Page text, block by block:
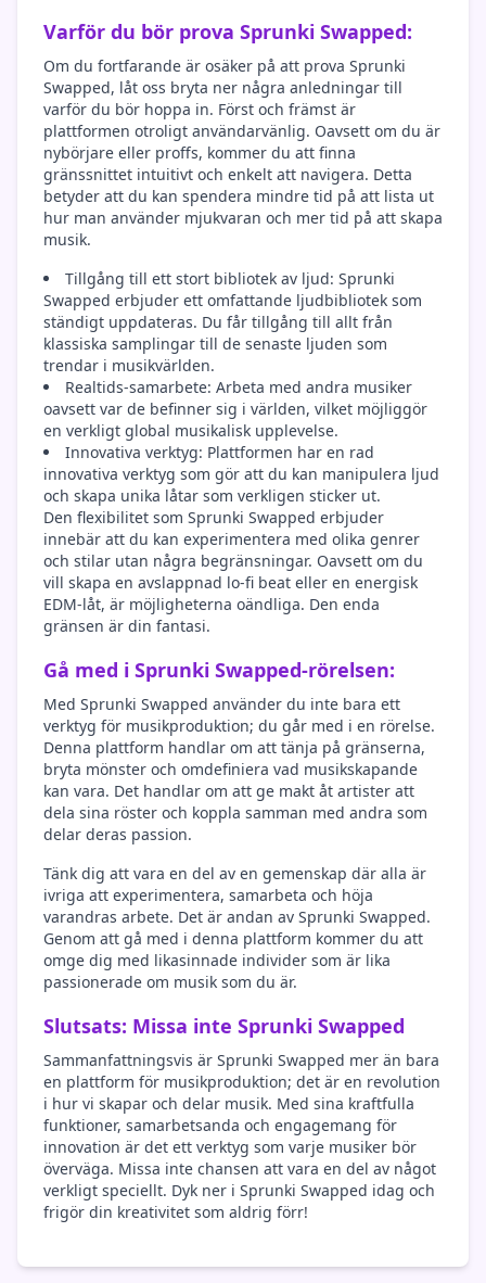
Varför du bör prova Sprunki Swapped:
Om du fortfarande är osäker på att prova Sprunki
Swapped, låt oss bryta ner några anledningar till
varför du bör hoppa in. Först och främst är
plattformen otroligt användarvänlig. Oavsett om du är
nybörjare eller proffs, kommer du att finna
gränssnittet intuitivt och enkelt att navigera. Detta
betyder att du kan spendera mindre tid på att lista ut
hur man använder mjukvaran och mer tid på att skapa
musik.
Tillgång till ett stort bibliotek av ljud: Sprunki
Swapped erbjuder ett omfattande ljudbibliotek som
ständigt uppdateras. Du får tillgång till allt från
klassiska samplingar till de senaste ljuden som
trendar i musikvärlden.
Realtids-samarbete: Arbeta med andra musiker
oavsett var de befinner sig i världen, vilket möjliggör
en verkligt global musikalisk upplevelse.
Innovativa verktyg: Plattformen har en rad
innovativa verktyg som gör att du kan manipulera ljud
och skapa unika låtar som verkligen sticker ut.
Den flexibilitet som Sprunki Swapped erbjuder
innebär att du kan experimentera med olika genrer
och stilar utan några begränsningar. Oavsett om du
vill skapa en avslappnad lo-fi beat eller en energisk
EDM-låt, är möjligheterna oändliga. Den enda
gränsen är din fantasi.
Gå med i Sprunki Swapped-rörelsen:
Med Sprunki Swapped använder du inte bara ett
verktyg för musikproduktion; du går med i en rörelse.
Denna plattform handlar om att tänja på gränserna,
bryta mönster och omdefiniera vad musikskapande
kan vara. Det handlar om att ge makt åt artister att
dela sina röster och koppla samman med andra som
delar deras passion.
Tänk dig att vara en del av en gemenskap där alla är
ivriga att experimentera, samarbeta och höja
varandras arbete. Det är andan av Sprunki Swapped.
Genom att gå med i denna plattform kommer du att
omge dig med likasinnade individer som är lika
passionerade om musik som du är.
Slutsats: Missa inte Sprunki Swapped
Sammanfattningsvis är Sprunki Swapped mer än bara
en plattform för musikproduktion; det är en revolution
i hur vi skapar och delar musik. Med sina kraftfulla
funktioner, samarbetsanda och engagemang för
innovation är det ett verktyg som varje musiker bör
överväga. Missa inte chansen att vara en del av något
verkligt speciellt. Dyk ner i Sprunki Swapped idag och
frigör din kreativitet som aldrig förr!